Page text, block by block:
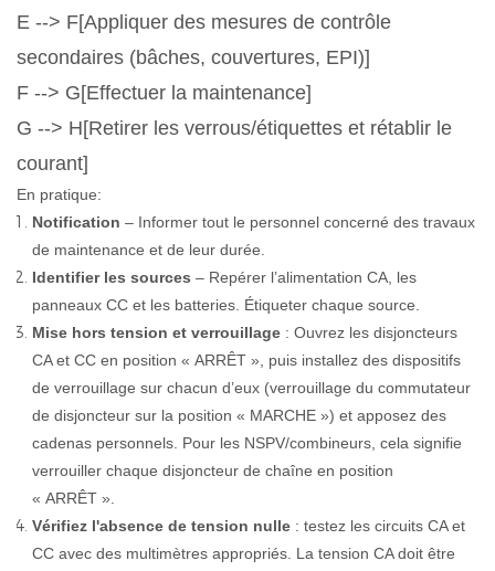
E --> F[Appliquer des mesures de contrôle
secondaires (bâches, couvertures, EPI)]
F --> G[Effectuer la maintenance]
G --> H[Retirer les verrous/étiquettes et rétablir le
courant]
En pratique:
Notification – Informer tout le personnel concerné des travaux
de maintenance et de leur durée.
Identifier les sources – Repérer l’alimentation CA, les
panneaux CC et les batteries. Étiqueter chaque source.
Mise hors tension et verrouillage : Ouvrez les disjoncteurs
CA et CC en position « ARRÊT », puis installez des dispositifs
de verrouillage sur chacun d’eux (verrouillage du commutateur
de disjoncteur sur la position « MARCHE ») et apposez des
cadenas personnels. Pour les NSPV/combineurs, cela signifie
verrouiller chaque disjoncteur de chaîne en position
« ARRÊT ».
Vérifiez l'absence de tension nulle : testez les circuits CA et
CC avec des multimètres appropriés. La tension CA doit être